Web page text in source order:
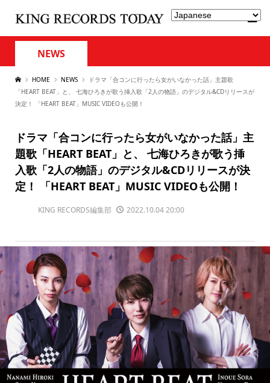
NEWS
HOME NEWS
ドラマ「合コンに行ったら女がいなかった話」主題歌
「HEART BEAT」と、 七海ひろきが歌う挿入歌「2人の物語」のデジタル&CDリリースが
決定！ 「HEART BEAT」MUSIC VIDEOも公開！
ドラマ「合コンに行ったら女がいなかった話」主
題歌「HEART BEAT」と、 七海ひろきが歌う挿
入歌「2人の物語」のデジタル&CDリリースが決
定！ 「HEART BEAT」MUSIC VIDEOも公開！
KING RECORDS編集部 2022.10.04 20:00